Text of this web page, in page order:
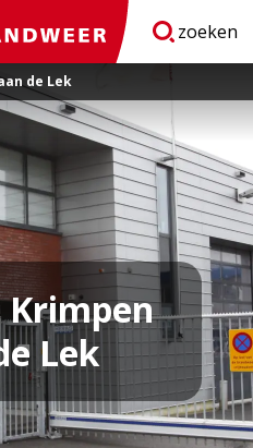
Brandweer zoeken
de Lek
Krimpen
Lek